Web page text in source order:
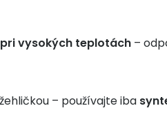
vysokých teplotách –
– používajte iba